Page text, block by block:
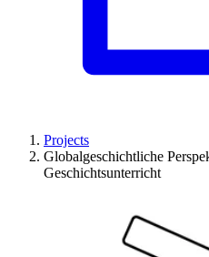
Projects
Globalgeschichtliche
Geschichtsunterricht